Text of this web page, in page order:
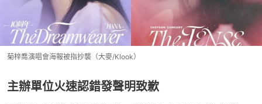
菊梓喬演唱會海報被指抄襲（大麥/Klook）
主辦單位火速認錯發聲明致歉